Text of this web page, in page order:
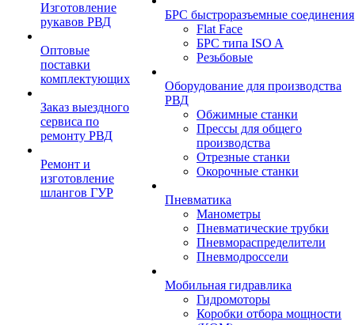
Изготовление
рукавов РВД
Оптовые
поставки
комплектующих
Заказ выездного
сервиса по
ремонту РВД
Ремонт и
изготовление
шлангов ГУР
БРС быстроразъемные соединения
Flat Face
БРС типа ISO A
Резьбовые
Оборудование для производства
РВД
Обжимные станки
Прессы для общего
производства
Отрезные станки
Окорочные станки
Пневматика
Манометры
Пневматические трубки
Пневмораспределители
Пневмодроссели
Мобильная гидравлика
Гидромоторы
Коробки отбора мощности